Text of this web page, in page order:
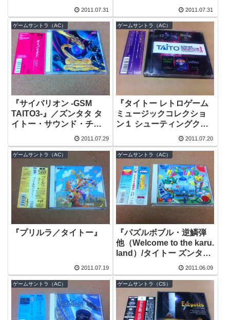
2011.07.31 2011.07.31
ゲームサントラ（AC）
『サイバリオン -GSM
TAITO3-』／ズンタタ タ
イトー・サウンド・チー
2011.07.29
ゲームサントラ（AC）
『タイトー レトロゲーム
ミュージックコレクショ
ン１ シューティングクラ
2011.07.20
ゲームサントラ（AC）
『プリルラ／タイトー』
2011.07.19
ゲームサントラ（AC）
『パズルボブル・逆鱗弾
他（Welcome to the karu.
land）/タイトー ズンタ
2011.06.09
ゲームサントラ（AC） ゲームサントラ（CS）